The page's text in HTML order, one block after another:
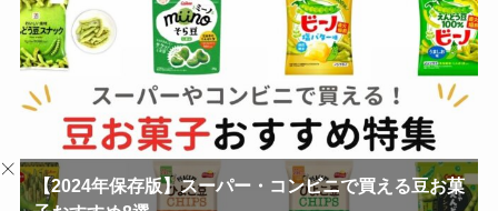
【2024年保存版】スーパー・コンビニで買える豆お菓